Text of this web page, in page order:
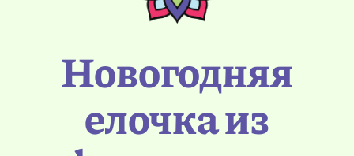
Новогодняя
елочка из